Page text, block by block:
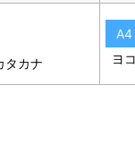
タカナ
A4
ヨ